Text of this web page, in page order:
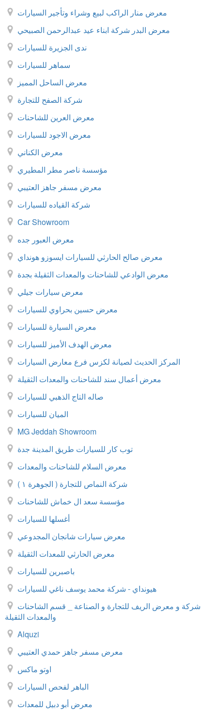
معرض منار الراكب لبيع وشراء وتأجير السيارات
معرض البدر شركة ابناء عيد عبدالرحمن الصبيحي
ندى الجزيرة للسيارات
سماهر للسيارات
معرض الساحل المميز
شركة الصفح للتجارة
معرض العرين للشاحنات
معرض الاجود للسيارات
معرض الكناني
مؤسسة ناصر مطر المطيري
معرض مسفر جاهز العتيبي
شركة القياده للسيارات
Car Showroom
معرض العبور جده
معرض صالح الحارثي للسيارات ايسوزو هونداي
معرض الوادعي للشاحنات والمعدات الثقيلة بجدة
معرض سيارات جيلي
معرض حسين بحراوي للسيارات
معرض السيارة للسيارات
معرض الهدف الأميز للسيارات
المركز الحديث لصيانة لكزس فرع معارض السيارات
معرض أعمال سند للشاحنات والمعدات الثقيلة
صاله التاج الذهبي للسيارات
الميان للسيارات
MG Jeddah Showroom
توب كار للسيارات طريق المدينة جدة
معرض السلام للشاحنات والمعدات
شركة النماص للتجارة ( الجوهرة ١ )
مؤسسة سعد ال خماش للشاحنات
أغسلها للسيارات
معرض سيارات شانجان المجدوعي
معرض الحارثي للمعدات الثقيلة
باصبرين للسيارات
هيونداي - شركة محمد يوسف ناغي للسيارات
شركة و معرض الريف للتجارة و الصناعة _ قسم الشاحنات
والمعدات الثقيلة
Alquzi
معرض مسفر جاهز حمدي العتيبي
اوتو ماكس
الباهر لفحص السيارات
معرض أبو دبيل للمعدات